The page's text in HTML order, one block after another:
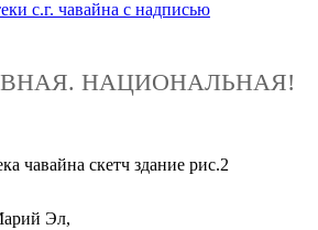
НАЦИОНАЛЬНАЯ!
Эл,